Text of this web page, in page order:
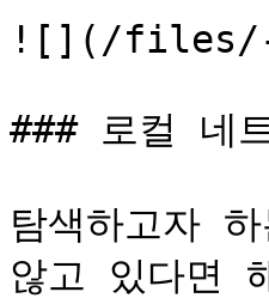
![](/files/-
### 로컬 네
탐색하고자
않고 있다면